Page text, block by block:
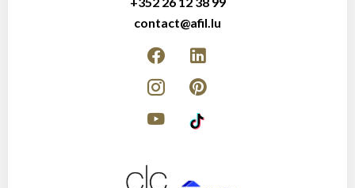
contact@afil.lu